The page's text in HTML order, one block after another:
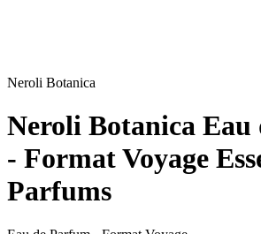
Neroli Botanica
Neroli Botanica Eau
- Format Voyage
Parfums